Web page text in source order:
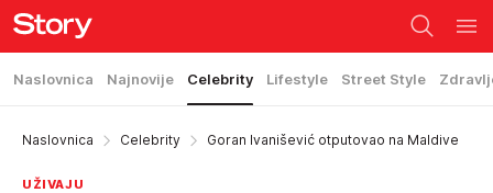
Naslovnica Najnovije Celebrity Lifestyle Street Style
Naslovnica Celebrity Goran Ivanišević otputovao na Maldive
UŽIVAJU